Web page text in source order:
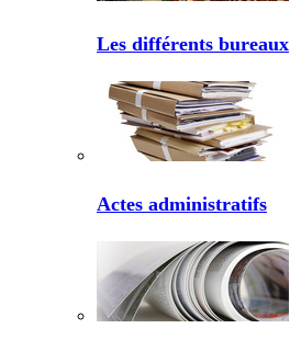
Les différents bureaux
Actes administratifs